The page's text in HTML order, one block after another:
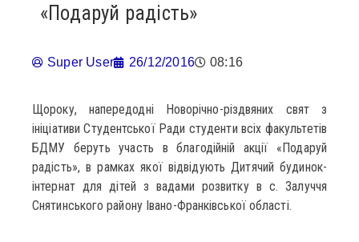
«Подаруй радість»
Super User 26/12/2016 08:16
Щороку, напередодні Новорічно-різдвяних свят з
ініціативи Студентської Ради студенти всіх факультетів
БДМУ беруть участь в благодійній акції «Подаруй
радість», в рамках якої відвідують Дитячий будинок-
інтернат для дітей з вадами розвитку в с. Залуччя
Снятинського району Івано-Франківської області.